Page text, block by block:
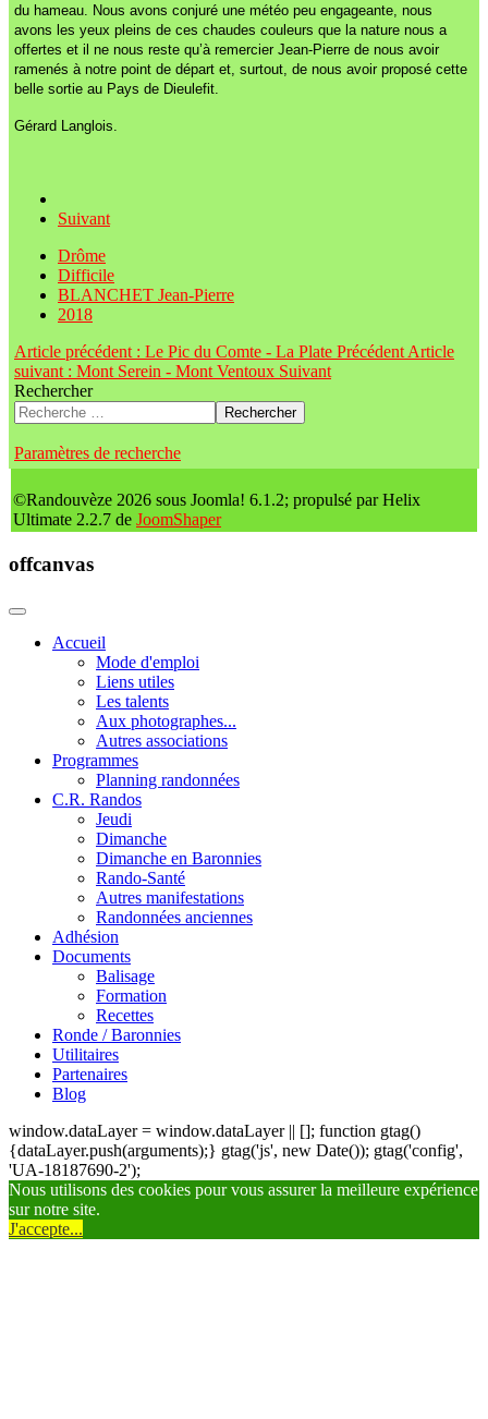
du hameau. Nous avons conjuré une météo peu engageante, nous
avons les yeux pleins de ces chaudes couleurs que la nature nous a
offertes et il ne nous reste qu’à remercier Jean-Pierre de nous avoir
ramenés à notre point de départ et, surtout, de nous avoir proposé cette
belle sortie au Pays de Dieulefit.
Gérard Langlois.
Suivant
Drôme
Difficile
BLANCHET Jean-Pierre
2018
Article précédent : Le Pic du Comte - La Plate Précédent Article
suivant : Mont Serein - Mont Ventoux Suivant
Rechercher
Rechercher
Paramètres de recherche
©Randouvèze 2026 sous Joomla! 6.1.2; propulsé par Helix
Ultimate 2.2.7 de JoomShaper
offcanvas
Accueil
Mode d'emploi
Liens utiles
Les talents
Aux photographes...
Autres associations
Programmes
Planning randonnées
C.R. Randos
Jeudi
Dimanche
Dimanche en Baronnies
Rando-Santé
Autres manifestations
Randonnées anciennes
Adhésion
Documents
Balisage
Formation
Recettes
Ronde / Baronnies
Utilitaires
Partenaires
Blog
window.dataLayer = window.dataLayer || []; function gtag()
{dataLayer.push(arguments);} gtag('js', new Date()); gtag('config',
'UA-18187690-2');
Nous utilisons des cookies pour vous assurer la meilleure expérience
sur notre site.
J'accepte...